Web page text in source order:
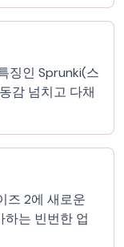
징인 Sprunki(스
감 넘치고 다채
즈 2에 새로운
하는 빈번한 업